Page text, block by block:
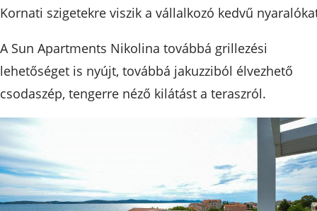
Kornati szigetekre viszik a vállalkozó kedvű
A Sun Apartments Nikolina továbbá grillezési
lehetőséget is nyújt, továbbá jakuzziból élvezhető
csodaszép, tengerre néző kilátást a teraszról.